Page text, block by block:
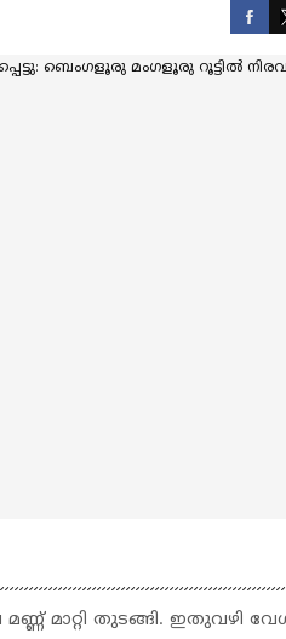
മാറ്റി തുടങ്ങി. ഇതുവഴി